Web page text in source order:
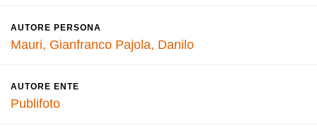
AUTORE PERSONA
Mauri, Gianfranco Pajola, Danilo
AUTORE ENTE
Publifoto